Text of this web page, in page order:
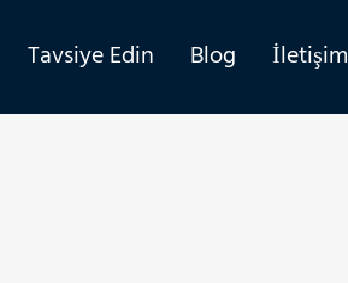
Tavsiye Edin Blog İletişim